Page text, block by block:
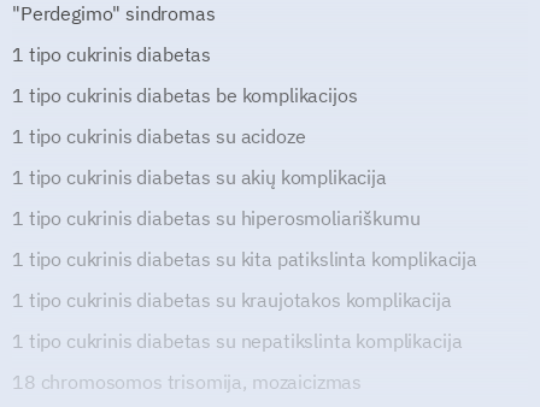
"Perdegimo" sindromas
1 tipo cukrinis diabetas
1 tipo cukrinis diabetas be komplikacijos
1 tipo cukrinis diabetas su acidoze
1 tipo cukrinis diabetas su akių komplikacija
1 tipo cukrinis diabetas su hiperosmoliariškumu
1 tipo cukrinis diabetas su kita patikslinta komplikacija
1 tipo cukrinis diabetas su kraujotakos komplikacija
1 tipo cukrinis diabetas su nepatikslinta komplikacija
18 chromosomos trisomija, mozaicizmas